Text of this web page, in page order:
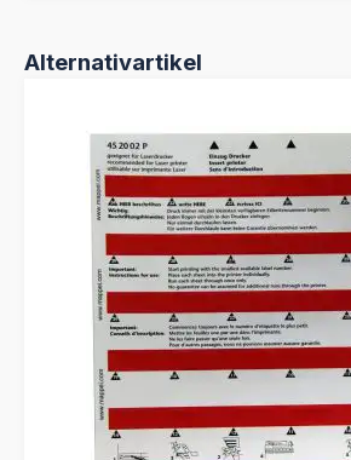
bleiben. Mit einer Kapazität von 50
Mappe ausreichend Platz für Ihre
organisieren. Vertrauen Sie auf
Büroausstattung, die Ihre
Hergestellt aus strapazierfähigem
Alphanumerische Ordnungsleiste zum
Auffinden der Mappe Seitenklappen
Unterlagen sicher an ihrem Platz
bis zu 50 Blatt Papier Passend zur
Ordnungsbox
Produktgalerie überspringen
Alternativartikel